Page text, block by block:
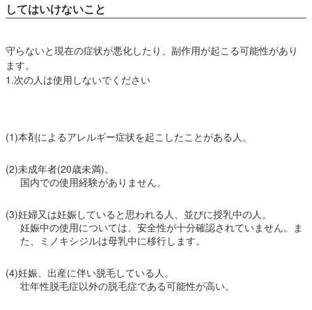
してはいけないこと
守らないと現在の症状が悪化したり、副作用が起こる可能性があり
ます。
1.次の人は使用しないでください
(1)本剤によるアレルギー症状を起こしたことがある人。
(2)未成年者(20歳未満)。
国内での使用経験がありません。
(3)妊婦又は妊娠していると思われる人、並びに授乳中の人。
妊娠中の使用については、安全性が十分確認されていません。ま
た、ミノキシジルは母乳中に移行します。
(4)妊娠、出産に伴い脱毛している人。
壮年性脱毛症以外の脱毛症である可能性が高い。